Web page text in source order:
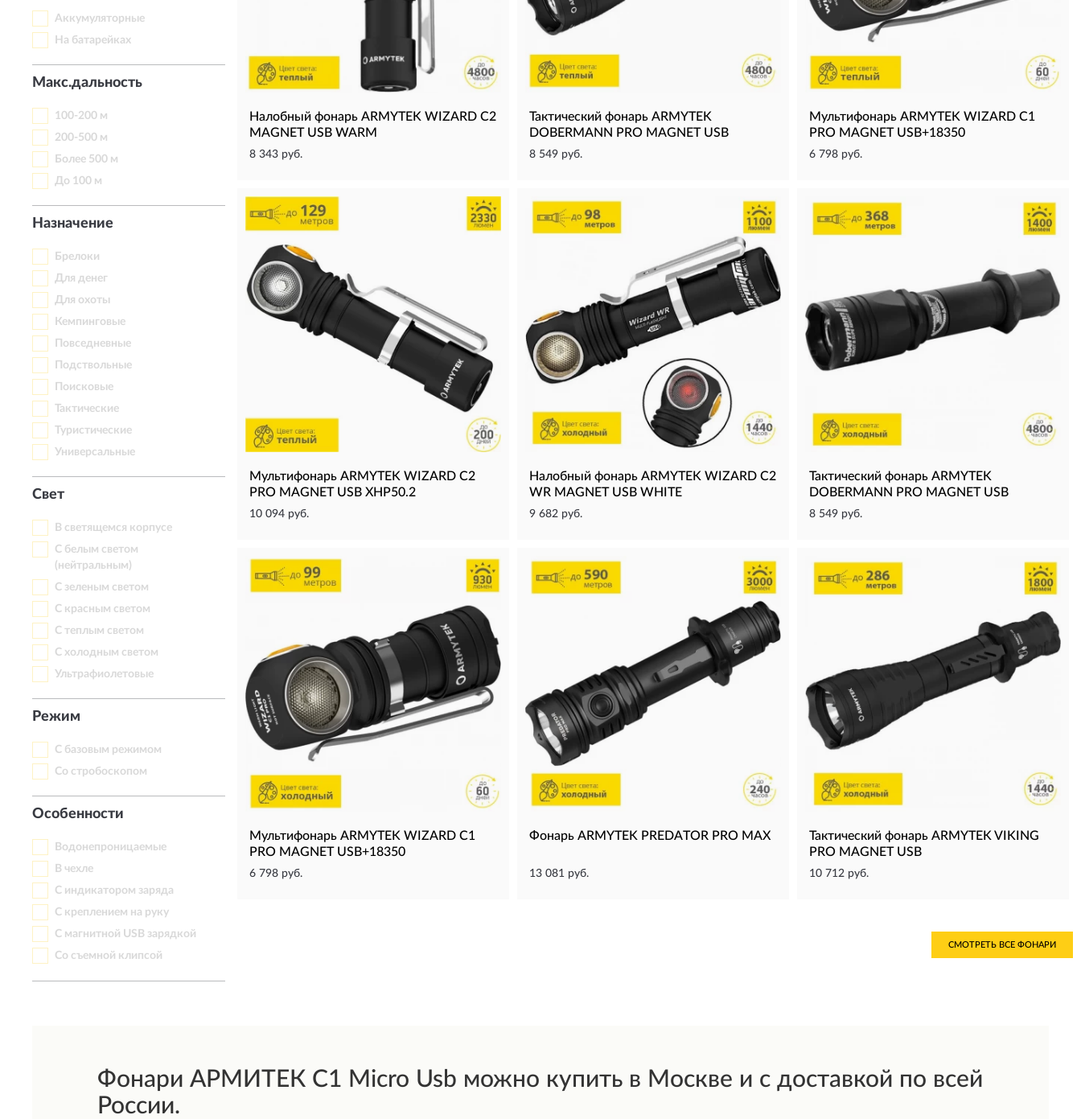
Аккумуляторные
На батарейках
Макс.дальность
100-200 м
200-500 м
Более 500 м
До 100 м
Назначение
Брелоки
Для денег
Для охоты
Кемпинговые
Повседневные
Подствольные
Поисковые
Тактические
Туристические
Универсальные
Свет
В светящемся корпусе
С белым светом
(нейтральным)
С зеленым светом
С красным светом
С теплым светом
С холодным светом
Ультрафиолетовые
Режим
С базовым режимом
Со стробоскопом
Особенности
Водонепроницаемые
В чехле
С индикатором заряда
С креплением на руку
С магнитной USB зарядкой
Со съемной клипсой
Налобный фонарь ARMYTEK WIZARD C2
MAGNET USB WARM
8 343 руб.
Тактический фонарь ARMYTEK
DOBERMANN PRO MAGNET USB
8 549 руб.
Мультифонарь ARMYTEK WIZARD C1
PRO MAGNET USB+18350
6 798 руб.
Мультифонарь ARMYTEK WIZARD C2
PRO MAGNET USB XHP50.2
10 094 руб.
Налобный фонарь ARMYTEK WIZARD C2
WR MAGNET USB WHITE
9 682 руб.
Тактический фонарь ARMYTEK
DOBERMANN PRO MAGNET USB
8 549 руб.
Мультифонарь ARMYTEK WIZARD C1
PRO MAGNET USB+18350
6 798 руб.
Фонарь ARMYTEK PREDATOR PRO MAX
13 081 руб.
Тактический фонарь ARMYTEK VIKING
PRO MAGNET USB
10 712 руб.
СМОТРЕТЬ ВСЕ ФОНАРИ
Фонари АРМИТЕК C1 Micro Usb можно купить в Москве и с доставкой по всей
России.